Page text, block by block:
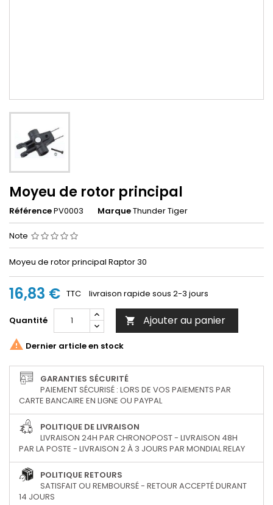
Moyeu de rotor principal
RéférencePV0003 MarqueThunder Tiger
Note
Moyeu de rotor principal Raptor 30
16,83 € TTC livraison rapide sous 2-3 jours
Quantité  Ajouter au panier
 Dernier article en stock
GARANTIES SÉCURITÉ
PAIEMENT SÉCURISÉ : LORS DE VOS PAIEMENTS PAR
CARTE BANCAIRE EN LIGNE OU PAYPAL
POLITIQUE DE LIVRAISON
LIVRAISON 24H PAR CHRONOPOST - LIVRAISON 48H
PAR LA POSTE - LIVRAISON 2 À 3 JOURS PAR MONDIAL RELAY
POLITIQUE RETOURS
SATISFAIT OU REMBOURSÉ - RETOUR ACCEPTÉ DURANT
14 JOURS